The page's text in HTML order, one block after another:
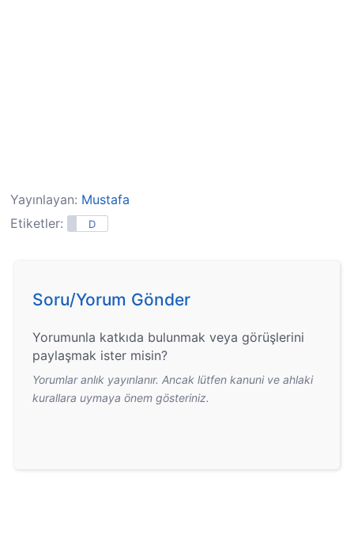
Yayınlayan: Mustafa
Etiketler:
D
Soru/Yorum Gönder
Yorumunla katkıda bulunmak veya görüşlerini
paylaşmak ister misin?
Yorumlar anlık yayınlanır. Ancak lütfen kanuni ve ahlaki
kurallara uymaya önem gösteriniz.